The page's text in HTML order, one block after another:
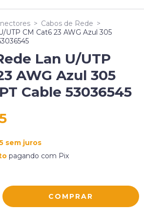
> Cabos de Rede >
UTP CM Cat6 23 AWG Azul 305
Lan U/UTP
AWG Azul 305
Cable 53036545
sem juros
pagando com Pix